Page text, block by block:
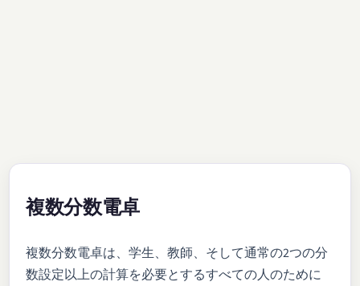
複数分数電卓
複数分数電卓は、学生、教師、そして通常の2つの分
数設定以上の計算を必要とするすべての人のために